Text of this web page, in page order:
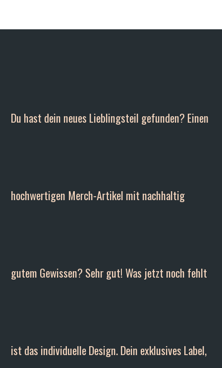
Du hast dein neues Lieblingsteil gefunden? Einen
hochwertigen Merch-Artikel mit nachhaltig
gutem Gewissen? Sehr gut! Was jetzt noch fehlt
ist das individuelle Design. Dein exklusives Label,